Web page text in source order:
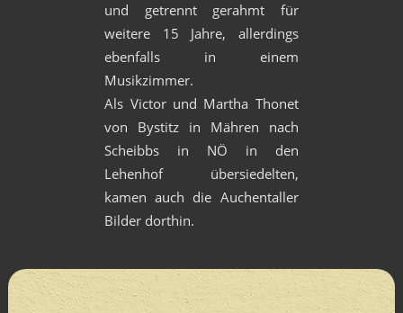
und getrennt gerahmt für
weitere 15 Jahre, allerdings
ebenfalls in einem
Musikzimmer.
Als Victor und Martha Thonet
von Bystitz in Mähren nach
Scheibbs in NÖ in den
Lehenhof übersiedelten,
kamen auch die Auchentaller
Bilder dorthin.